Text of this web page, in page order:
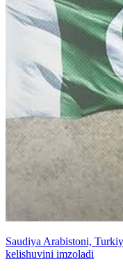
Saudiya Arabistoni,
kelishuvini imzoladi